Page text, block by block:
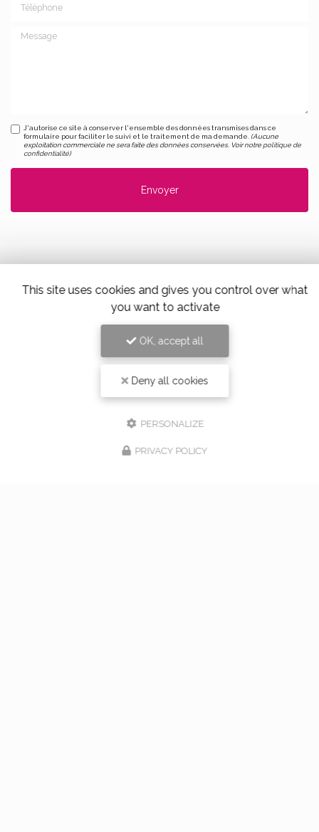
Message
J'autorise ce site à conserver l'ensemble des données transmises dans ce
formulaire pour faciliter le suivi et le traitement de ma demande. (Aucune
exploitation commerciale ne sera faite des données conservées. Voir notre politique de
confidentialité)
Alloin Fleurs, Vaugneray
17 Place du Marché, 69670 Vaugneray
Tel. 04 78 45 85 02
This site uses cookies and gives you control over what
you want to activate
OK, accept all
Deny all cookies
PERSONALIZE
PRIVACY POLICY